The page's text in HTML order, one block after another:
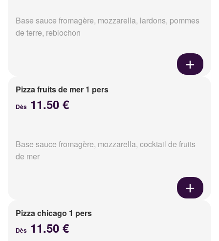
Base sauce fromagère, mozzarella, lardons, pommes
de terre, reblochon
Pizza fruits de mer 1 pers
Dès 11.50 €
Base sauce fromagère, mozzarella, cocktail de fruits
de mer
Pizza chicago 1 pers
Dès 11.50 €